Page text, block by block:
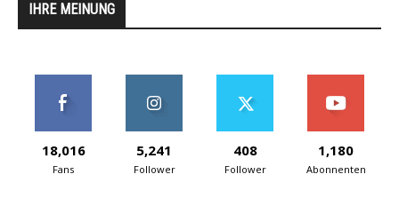
IHRE MEINUNG
18,016
Fans
5,241
Follower
408
Follower
1,180
Abonnenten